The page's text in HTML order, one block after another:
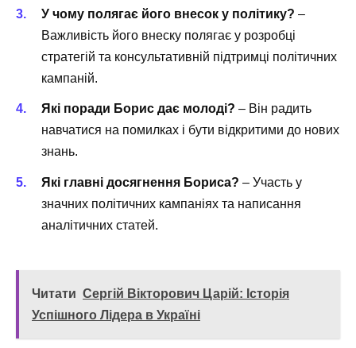
У чому полягає його внесок у політику? –
Важливість його внеску полягає у розробці
стратегій та консультативній підтримці політичних
кампаній.
Які поради Борис дає молоді? – Він радить
навчатися на помилках і бути відкритими до нових
знань.
Які главні досягнення Бориса? – Участь у
значних політичних кампаніях та написання
аналітичних статей.
Читати Сергій Вікторович Царій: Історія
Успішного Лідера в Україні